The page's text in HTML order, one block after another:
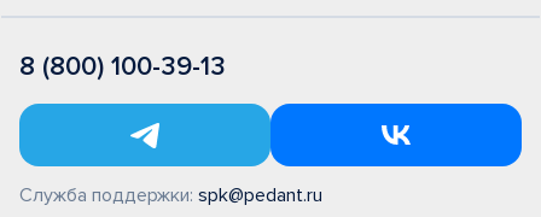
8 (800) 100-39-13
Служба поддержки: spk@pedant.ru